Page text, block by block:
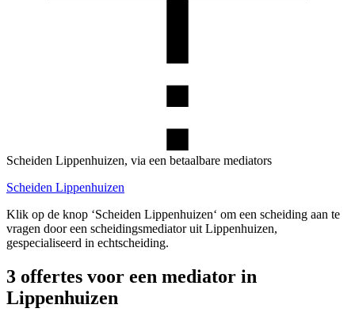
Scheiden Lippenhuizen, via een betaalbare mediators
Scheiden Lippenhuizen
Klik op de knop ‘Scheiden Lippenhuizen‘ om een scheiding aan te
vragen door een scheidingsmediator uit Lippenhuizen,
gespecialiseerd in echtscheiding.
3 offertes voor een mediator in
Lippenhuizen